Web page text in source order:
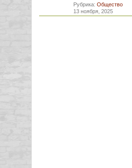
Рубрика: Общество
13 ноября, 2025